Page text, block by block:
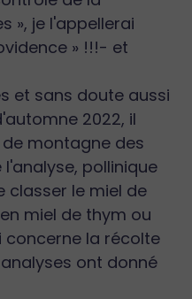
», je l'appellerai
» !!!- et
et sans doute aussi
2022, il
montagne des
l'analyse, pollinique
classer le miel de
miel de thym ou
concerne la récolte
ont donné